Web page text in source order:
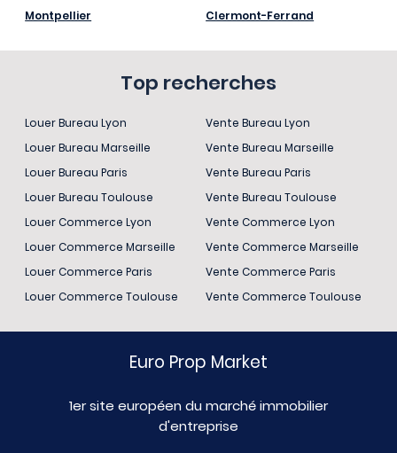
Montpellier
Clermont-Ferrand
Top recherches
Louer Bureau Lyon
Louer Bureau Marseille
Louer Bureau Paris
Louer Bureau Toulouse
Louer Commerce Lyon
Louer Commerce Marseille
Louer Commerce Paris
Louer Commerce Toulouse
Vente Bureau Lyon
Vente Bureau Marseille
Vente Bureau Paris
Vente Bureau Toulouse
Vente Commerce Lyon
Vente Commerce Marseille
Vente Commerce Paris
Vente Commerce Toulouse
Euro Prop Market
1er site européen du marché immobilier
d'entreprise